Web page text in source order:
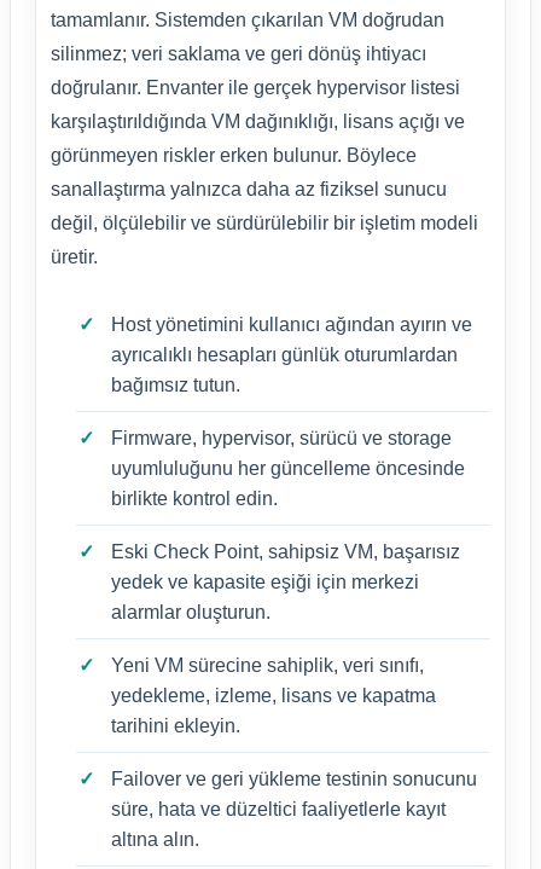
tamamlanır. Sistemden çıkarılan VM doğrudan
silinmez; veri saklama ve geri dönüş ihtiyacı
doğrulanır. Envanter ile gerçek hypervisor listesi
karşılaştırıldığında VM dağınıklığı, lisans açığı ve
görünmeyen riskler erken bulunur. Böylece
sanallaştırma yalnızca daha az fiziksel sunucu
değil, ölçülebilir ve sürdürülebilir bir işletim modeli
üretir.
Host yönetimini kullanıcı ağından ayırın ve
ayrıcalıklı hesapları günlük oturumlardan
bağımsız tutun.
Firmware, hypervisor, sürücü ve storage
uyumluluğunu her güncelleme öncesinde
birlikte kontrol edin.
Eski Check Point, sahipsiz VM, başarısız
yedek ve kapasite eşiği için merkezi
alarmlar oluşturun.
Yeni VM sürecine sahiplik, veri sınıfı,
yedekleme, izleme, lisans ve kapatma
tarihini ekleyin.
Failover ve geri yükleme testinin sonucunu
süre, hata ve düzeltici faaliyetlerle kayıt
altına alın.